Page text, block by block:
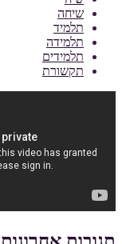
שיחה
תלמיד
תלמידה
תלמידים
תקשורת